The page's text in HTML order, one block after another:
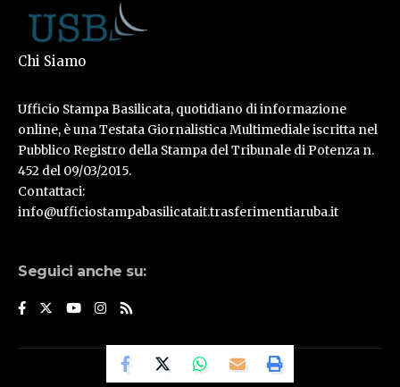
Chi Siamo
Ufficio Stampa Basilicata, quotidiano di informazione
online, è una Testata Giornalistica Multimediale iscritta nel
Pubblico Registro della Stampa del Tribunale di Potenza n.
452 del 09/03/2015.
Contattaci:
info@ufficiostampabasilicatait.trasferimentiaruba.it
Seguici anche su:
© Ufficio Stampa Basilicata